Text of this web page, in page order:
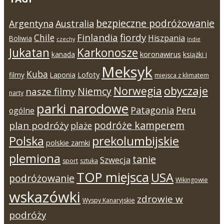
Argentyna Australia bezpieczne podróżowanie
Boliwia Chile czechy Finlandia fiordy Hiszpania Indie
Jukatan kanada Karkonosze koronawirus książki i
filmy Kuba Laponia Lofoty Meksyk miejsca z klimatem
narty nasze filmy Niemcy Norwegia obyczaje
ogólne parki narodowe Patagonia Peru
plan podróży plaże podróże kamperem
Polska polskie zamki prekolumbijskie
plemiona sport sztuka Szwecja tanie
podróżowanie TOP miejsca USA Wikingowie
wskazówki Wyspy Kanaryjskie zdrowie w
podróży